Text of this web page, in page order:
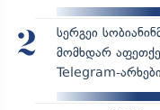
2
სერგეი
მომხდარ
Telegram-